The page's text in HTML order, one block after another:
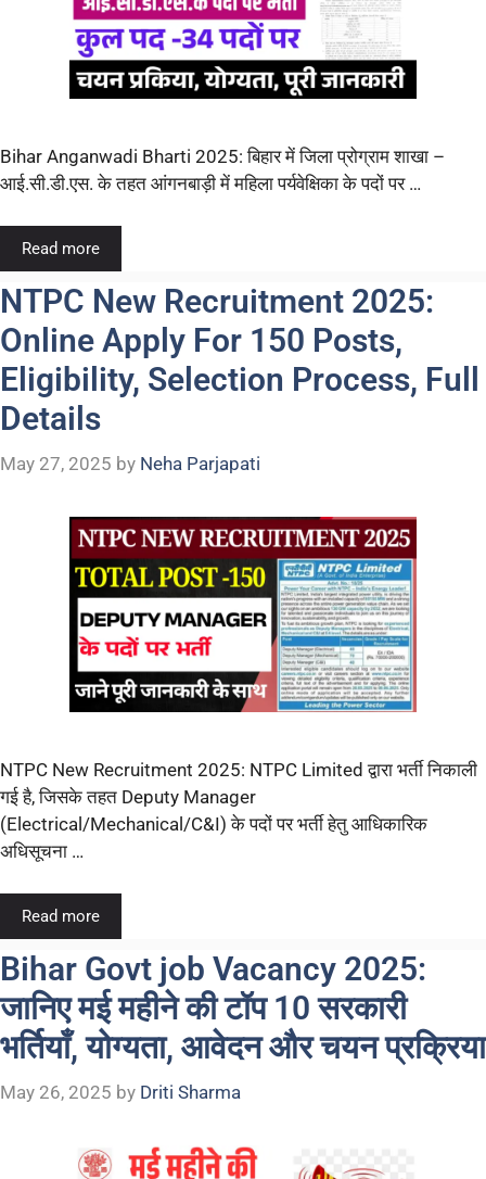
Bihar Anganwadi Bharti 2025: बिहार में जिला प्रोग्राम शाखा –
आई.सी.डी.एस. के तहत आंगनबाड़ी में महिला पर्यवेक्षिका के पदों पर …
Read more
NTPC New Recruitment 2025:
Online Apply For 150 Posts,
Eligibility, Selection Process, Full
Details
May 27, 2025 by Neha Parjapati
NTPC New Recruitment 2025: NTPC Limited द्वारा भर्ती निकाली
गई है, जिसके तहत Deputy Manager
(Electrical/Mechanical/C&I) के पदों पर भर्ती हेतु आधिकारिक
अधिसूचना …
Read more
Bihar Govt job Vacancy 2025:
जानिए मई महीने की टॉप 10 सरकारी
भर्तियाँ, योग्यता, आवेदन और चयन प्रक्रिया
May 26, 2025 by Driti Sharma